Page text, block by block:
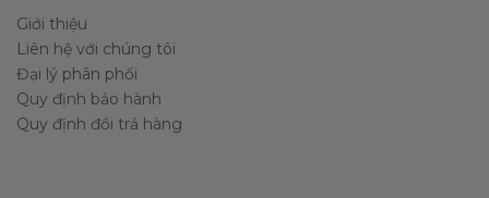
Giới thiệu
Liên hệ với chúng tôi
Đại lý phân phối
Quy định bảo hành
Quy định đổi trả hàng